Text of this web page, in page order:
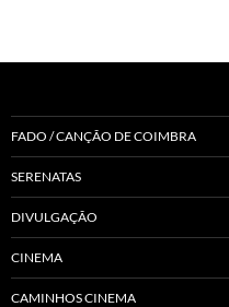
FADO / CANÇÃO DE COIMBRA
SERENATAS
DIVULGAÇÃO
CINEMA
CAMINHOS CINEMA